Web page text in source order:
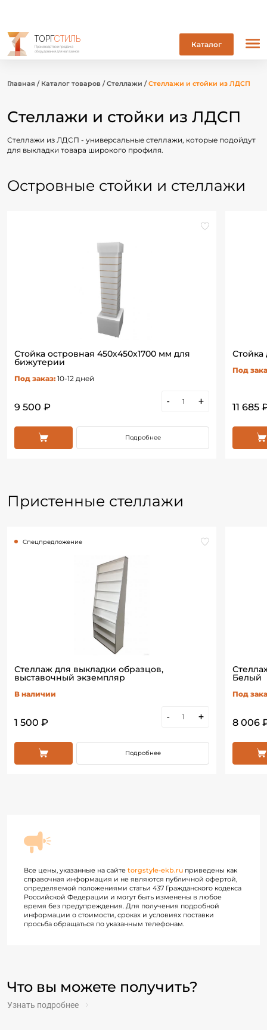
ТОРГСТИЛЬ
Производство и продажа
оборудования для магазинов
Каталог
Главная / Каталог товаров /Стеллажи /Стеллажи и стойки из ЛДСП
Стеллажи и стойки из ЛДСП
Стеллажи из ЛДСП - универсальные стеллажи, которые подойдут
для выкладки товара широкого профиля.
Островные стойки и стеллажи
Стойка островная 450х450х1700 мм для
бижутерии
Под заказ: 10-12 дней
9 500 ₽
- +
Подробнее
Стойка
Под
11 685
Пристенные стеллажи
Стеллаж для выкладки образцов,
выставочный экземпляр
В наличии
1 500 ₽
- +
Подробнее
Спецпредложение
Белый
Под
8 006
Все цены, указанные на сайте torgstyle-ekb.ru приведены как
справочная информация и не являются публичной офертой,
определяемой положениями статьи 437 Гражданского кодекса
Российской Федерации и могут быть изменены в любое
время без предупреждения. Для получения подробной
информации о стоимости, сроках и условиях поставки
просьба обращаться по указанным телефонам.
Что вы можете получить?
Узнать подробнее